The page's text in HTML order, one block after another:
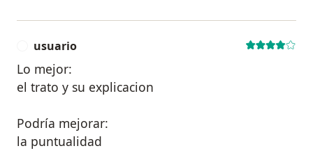
usuario
Lo mejor:
el trato y su explicacion
Podría mejorar:
la puntualidad